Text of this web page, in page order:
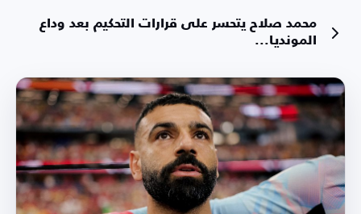
محمد صلاح يتحسر على قرارات التحكيم بعد وداع
المونديا...